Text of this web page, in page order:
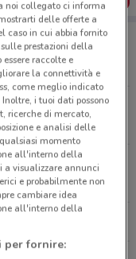
a Ariccia
noi collegato ci informa
delle offerte a
caso in cui abbia fornito
prestazioni della
raccolte e
la connettività e
come meglio indicato
i tuoi dati possono
ricerche di mercato,
e analisi delle
momento
all'interno della
a visualizzare annunci
e probabilmente non
cambiare idea
all'interno della
per fornire: